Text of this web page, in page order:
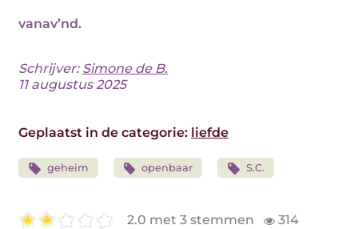
vanav’nd.
Schrijver: Simone de B.
11 augustus 2025
Geplaatst in de categorie: liefde
geheim openbaar S.C.
2.0 met 3 stemmen 314